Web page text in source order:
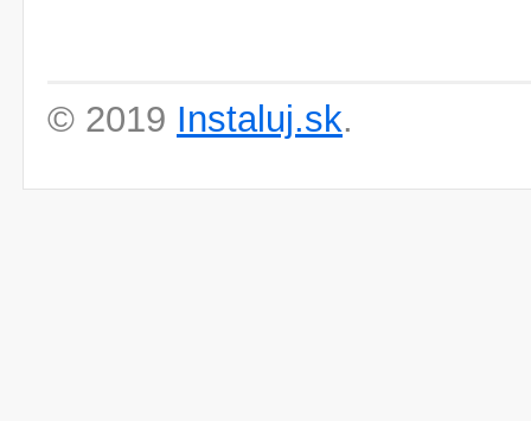
© 2019 Instaluj.sk.